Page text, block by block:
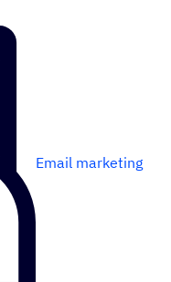
Email marketing